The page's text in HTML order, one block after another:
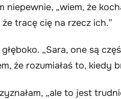
niepewnie, „wiem, że
że tracę cię na rzecz ich.”
„Sara, one są
że rozumiałaś to, kiedy
„ale to jest